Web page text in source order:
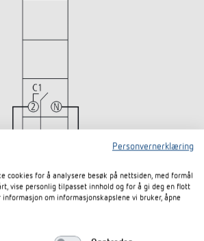
Personvernerklæring
cookies for å analysere besøk på nettsiden, med formål
vise personlig tilpasset innhold og for å gi deg en flott
om informasjonskapslene vi bruker, åpne